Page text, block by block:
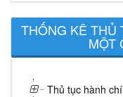
THỐNG KÊ THỦ
MỘT
Thủ tục hành